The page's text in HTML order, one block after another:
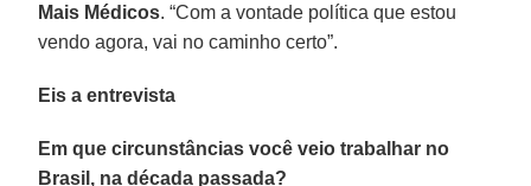
Mais Médicos. “Com a vontade política que estou
vendo agora, vai no caminho certo”.
Eis a entrevista
Em que circunstâncias você veio trabalhar no
Brasil, na década passada?